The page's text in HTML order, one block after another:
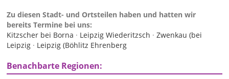
Zu diesen Stadt- und Ortsteilen haben und hatten wir
bereits Termine bei uns:
Kitzscher bei Borna · Leipzig Wiederitzsch ·Zwenkau (bei
Leipzig · Leipzig (Böhlitz Ehrenberg
Benachbarte Regionen: